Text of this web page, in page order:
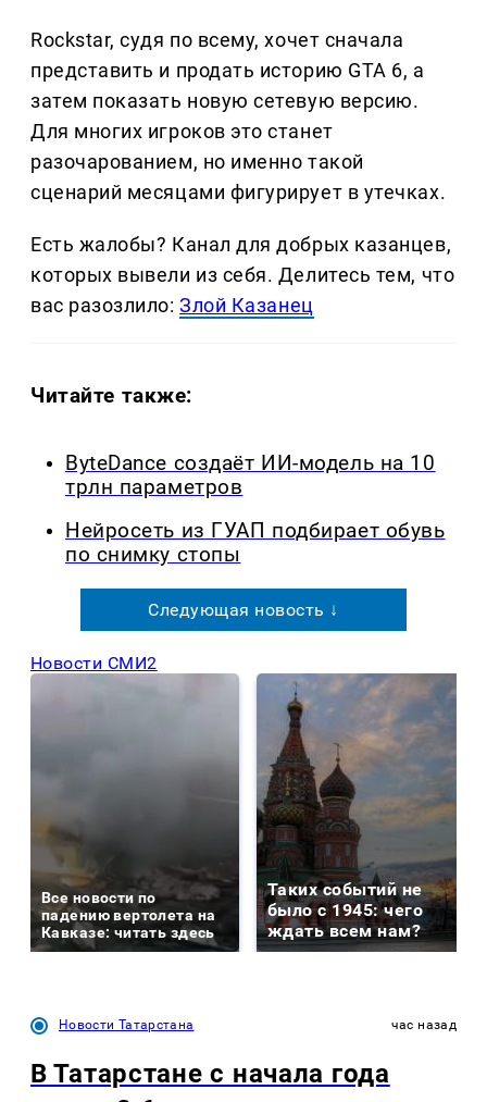
Rockstar, судя по всему, хочет сначала
представить и продать историю GTA 6, а
затем показать новую сетевую версию.
Для многих игроков это станет
разочарованием, но именно такой
сценарий месяцами фигурирует в утечках.
Есть жалобы? Канал для добрых казанцев,
которых вывели из себя. Делитеcь тем, что
вас разозлило:Злой Казанец
Читайте также:
ByteDance создаёт ИИ-модель на 10
трлн параметров
Нейросеть из ГУАП подбирает обувь
по снимку стопы
Следующая новость ↓
Новости СМИ2
Все новости по
падению вертолета на
Кавказе: читать здесь
Таких событий не
было с 1945: чего
ждать всем нам?
Новости Татарстана час назад
В Татарстане с начала года